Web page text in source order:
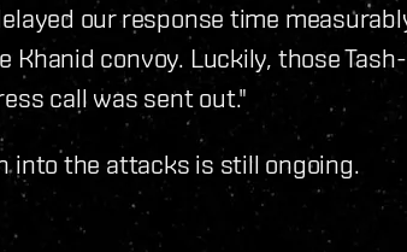
our response time
Khanid convoy. Luckily, those
call was sent out."
into the attacks is still ongoing.